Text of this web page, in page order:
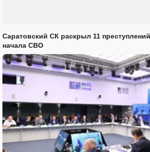
Саратовский СК раскрыл 11
начала СВО